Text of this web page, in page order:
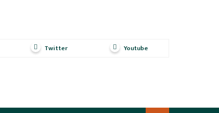
Twitter Youtube